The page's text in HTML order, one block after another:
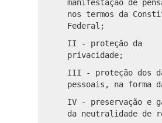
manifestação de
nos termos da
Federal;
II - proteção da
privacidade;
III - proteção dos
pessoais, na forma
IV - preservação e
da neutralidade de